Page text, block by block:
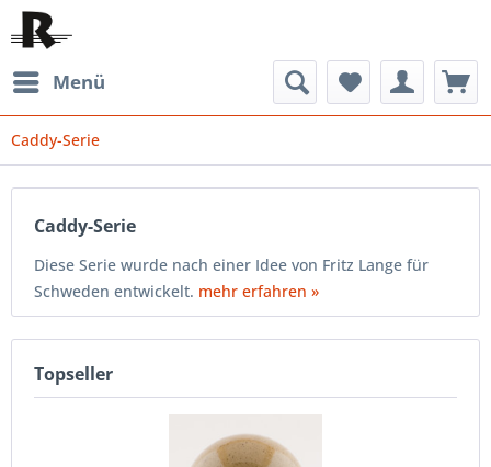
Menü
Caddy-Serie
Caddy-Serie
Diese Serie wurde nach einer Idee von Fritz Lange für
Schweden entwickelt. mehr erfahren »
Topseller